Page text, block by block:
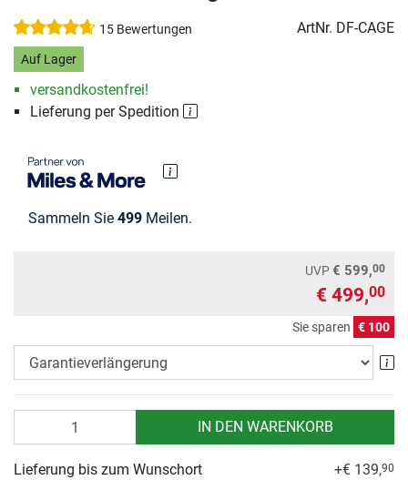
15 Bewertungen ArtNr. DF-CAGE
Auf Lager
versandkostenfrei!
Lieferung per Spedition
Sammeln Sie 499 Meilen.
UVP€ 599,00
€ 499,00
Sie sparen € 100
IN DEN WARENKORB
Lieferung bis zum Wunschort +€ 139,90